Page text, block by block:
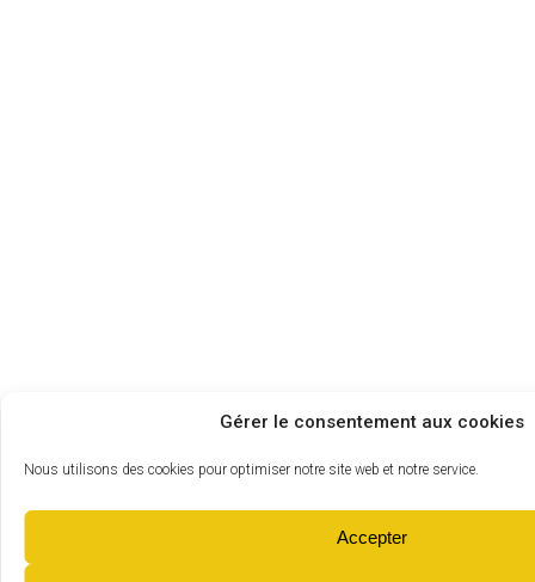
Gérer le consentement aux cookies
Nous utilisons des cookies pour optimiser notre site web et notre service.
Accepter